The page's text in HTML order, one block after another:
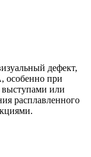
дефект,
особенно при
выступами или
расплавленного